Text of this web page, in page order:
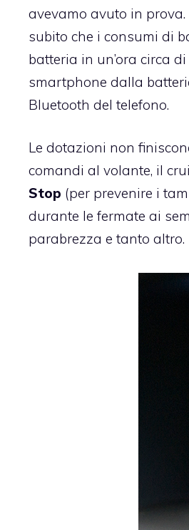
avevamo avuto in
subito che i consumi di
batteria in un’ora circa
smartphone dalla
Bluetooth del telefono.
Le dotazioni non
comandi al volante, il
Stop (per prevenire i
durante le fermate ai
parabrezza e tanto altro.